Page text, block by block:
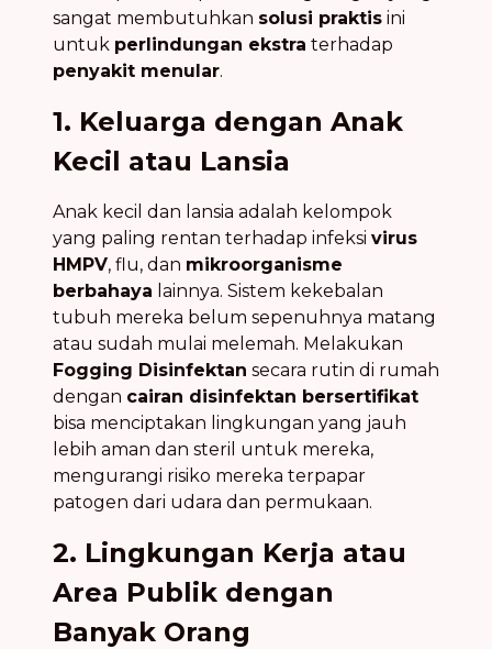
sangat membutuhkan solusi praktis ini
untuk perlindungan ekstra terhadap
penyakit menular.
1. Keluarga dengan Anak
Kecil atau Lansia
Anak kecil dan lansia adalah kelompok
yang paling rentan terhadap infeksi virus
HMPV, flu, dan mikroorganisme
berbahaya lainnya. Sistem kekebalan
tubuh mereka belum sepenuhnya matang
atau sudah mulai melemah. Melakukan
Fogging Disinfektan secara rutin di rumah
dengan cairan disinfektan bersertifikat
bisa menciptakan lingkungan yang jauh
lebih aman dan steril untuk mereka,
mengurangi risiko mereka terpapar
patogen dari udara dan permukaan.
2. Lingkungan Kerja atau
Area Publik dengan
Banyak Orang